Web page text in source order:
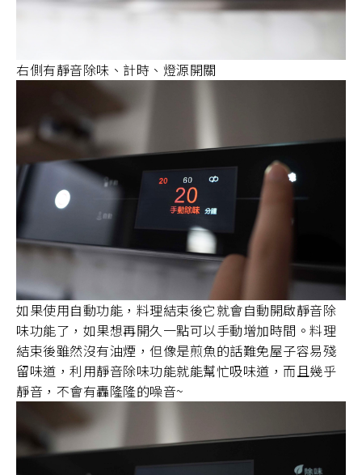
右側有靜音除味、計時、燈源開關
如果使用自動功能，料理結束後它就會自動開啟靜音除
味功能了，如果想再開久一點可以手動增加時間。料理
結束後雖然沒有油煙，但像是煎魚的話難免屋子容易殘
留味道，利用靜音除味功能就能幫忙吸味道，而且幾乎
靜音，不會有轟隆隆的噪音~